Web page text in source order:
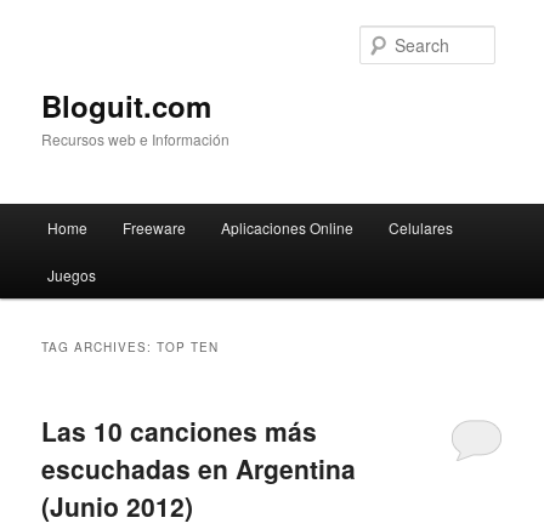
Bloguit.com
Recursos web e Información
Skip
to
Skip
to
Home Freeware Aplicaciones Online Celulares
Juegos
TAG ARCHIVES:TOP TEN
Las 10 canciones más
escuchadas en Argentina
(Junio 2012)